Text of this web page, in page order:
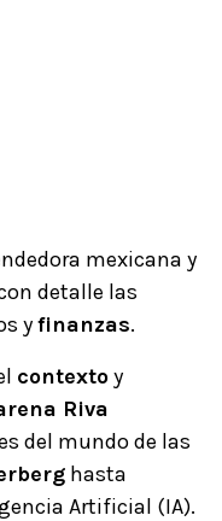
mexicana y
detalle las
yfinanzas.
contextoy
Riva
del mundo de las
hasta
Artificial (IA).